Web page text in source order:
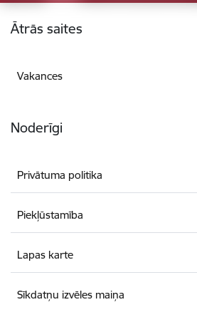
Kājene
Ātrās saites
Vakances
Noderīgi
Privātuma politika
Piekļūstamība
Lapas karte
Sīkdatņu izvēles maiņa